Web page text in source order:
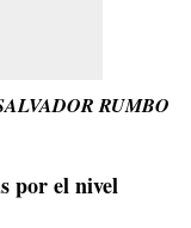
RUMBO
por el nivel